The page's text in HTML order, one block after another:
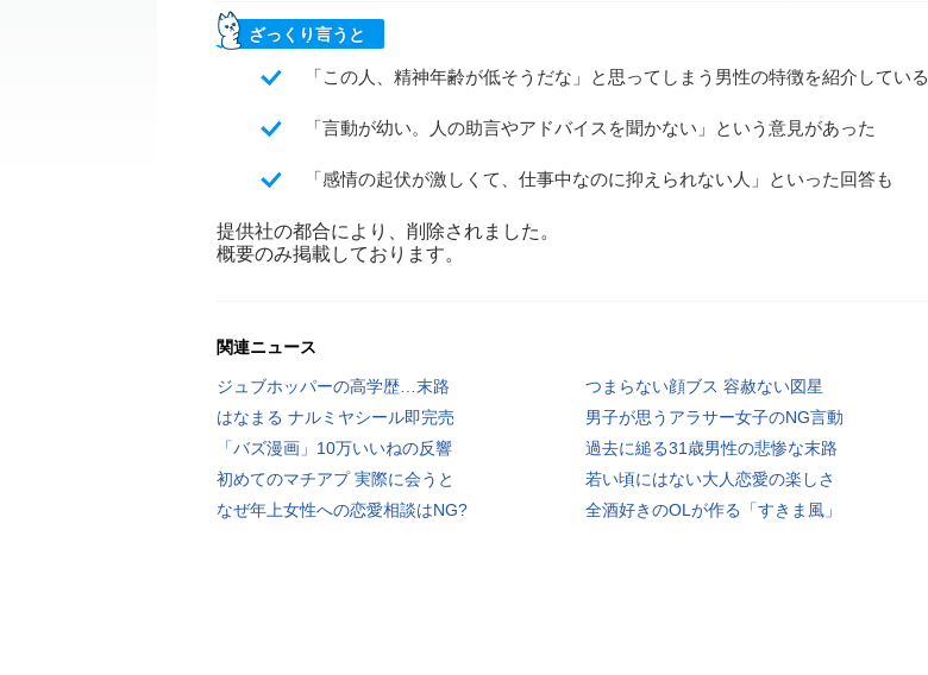
ざっくり言うと
「この人、精神年齢が低そうだな」と思ってしまう男性の特徴を紹介している
「言動が幼い。人の助言やアドバイスを聞かない」という意見があった
「感情の起伏が激しくて、仕事中なのに抑えられない人」といった回答も
提供社の都合により、削除されました。
概要のみ掲載しております。
関連ニュース
ジュブホッパーの高学歴…末路
つまらない顔ブス 容赦ない図星
はなまる ナルミヤシール即完売
男子が思うアラサー女子のNG言動
「バズ漫画」10万いいねの反響
過去に縋る31歳男性の悲惨な末路
初めてのマチアプ 実際に会うと
若い頃にはない大人恋愛の楽しさ
なぜ年上女性への恋愛相談はNG?
全酒好きのOLが作る「すきま風」